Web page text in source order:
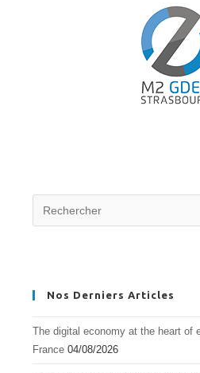
Nos Derniers Articles
The digital economy at the heart of
France 04/08/2026